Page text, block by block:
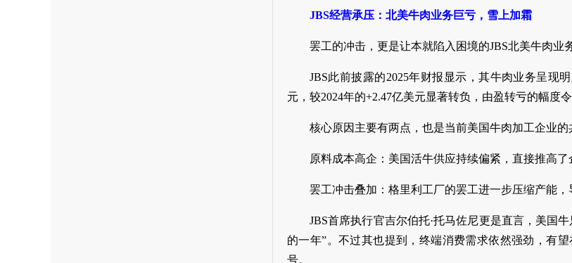
JBS经营承压：北美牛肉业务巨亏，雪上加霜
罢工的冲击，更是让本就陷入困境的JBS北美牛肉业
JBS此前披露的2025年财报显示，其牛肉业务呈现
元，较2024年的+2.47亿美元显著转负，由盈转亏的幅度令
核心原因主要有两点，也是当前美国牛肉加工企业的
原料成本高企：美国活牛供应持续偏紧，直接推高
罢工冲击叠加：格里利工厂的罢工进一步压缩产能
JBS首席执行官吉尔伯托·托马佐尼更是直言，美国
的一年”。不过其也提到，终端消费需求依然强劲，有
号。